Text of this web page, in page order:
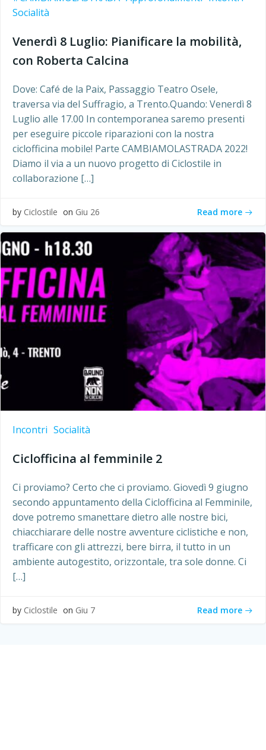
Socialità
Venerdì 8 Luglio: Pianificare la mobilità,
con Roberta Calcina
Dove: Café de la Paix, Passaggio Teatro Osele,
traversa via del Suffragio, a Trento.Quando: Venerdì 8
Luglio alle 17.00 In contemporanea saremo presenti
per eseguire piccole riparazioni con la nostra
ciclofficina mobile! Parte CAMBIAMOLASTRADA 2022!
Diamo il via a un nuovo progetto di Ciclostile in
collaborazione […]
by Ciclostile on Giu 26 Read more
Incontri Socialità
Ciclofficina al femminile 2
Ci proviamo? Certo che ci proviamo. Giovedì 9 giugno
secondo appuntamento della Ciclofficina al Femminile,
dove potremo smanettare dietro alle nostre bici,
chiacchiarare delle nostre avventure ciclistiche e non,
trafficare con gli attrezzi, bere birra, il tutto in un
ambiente autogestito, orizzontale, tra sole donne. Ci
[…]
by Ciclostile on Giu 7 Read more